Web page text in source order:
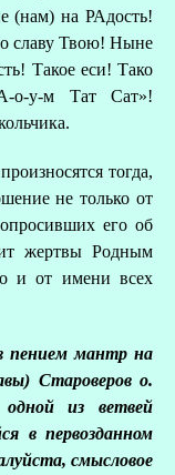
(нам) на РАдость!
славу Твою! Ныне
Такое еси! Тако
о-у-м Тат Сат»!
тогда,
не только от
его об
жертвы Родным
и от имени всех
пением мантр на
Староверов о.
из ветвей
в первозданном
смысловое